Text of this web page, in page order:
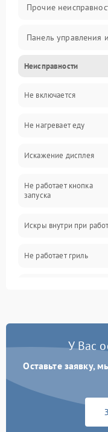
Прочие
Панель управления
Дверца и корпус
Механика и
Механические
Питание и запуск
Нагрев и
Программное
Неисправности
Не включается
Не нагревает еду
Искажение дисплея
Не работает кнопка
запуска
Искры внутри при
Не работает гриль
Появление запаха гари
Проблемы с
Поломка системы
охлаждения
Не работают
У Вас
Оставьте заявку,